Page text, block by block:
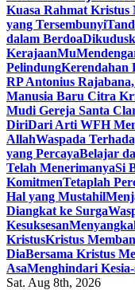
Kuasa Rahmat Kristus
yang Tersembunyi
dalam Berdoa
KerajaanMu
PelindungKerendahan
RP Antonius
Manusia Baru Citra
Mudi Gereja Santa
DiriDari Arti WFH
AllahWaspada
yang PercayaBelajar
Telah MenerimanyaSi
KomitmenTetaplah
Hal yang Mustahil
Diangkat ke Surga
Kesuksesan
KristusKristus
DiaBersama Kristus
AsaMenghindari Kesia-
Sat. Aug 8th, 2026